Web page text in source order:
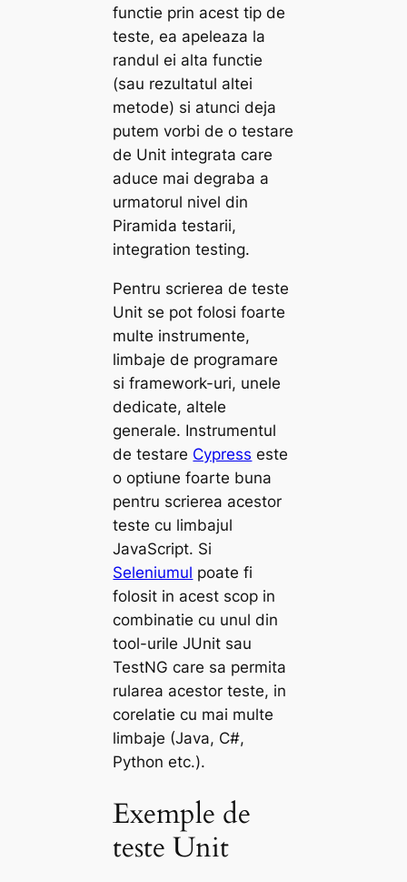
functie prin acest tip de
teste, ea apeleaza la
randul ei alta functie
(sau rezultatul altei
metode) si atunci deja
putem vorbi de o testare
de Unit integrata care
aduce mai degraba a
urmatorul nivel din
Piramida testarii,
integration testing.
Pentru scrierea de teste
Unit se pot folosi foarte
multe instrumente,
limbaje de programare
si framework-uri, unele
dedicate, altele
generale. Instrumentul
de testare Cypress este
o optiune foarte buna
pentru scrierea acestor
teste cu limbajul
JavaScript. Si
Seleniumul poate fi
folosit in acest scop in
combinatie cu unul din
tool-urile JUnit sau
TestNG care sa permita
rularea acestor teste, in
corelatie cu mai multe
limbaje (Java, C#,
Python etc.).
Exemple de
teste Unit